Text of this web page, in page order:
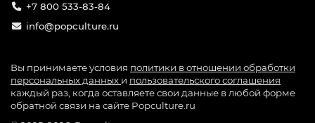
+7 800 533-83-84
info@popculture.ru
Вы принимаете условия политики в отношении обработки
персональных данных и пользовательского соглашения
каждый раз, когда оставляете свои данные в любой форме
обратной связи на сайте Popculture.ru